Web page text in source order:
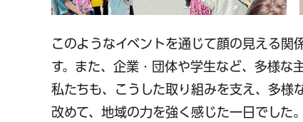
このようなイベントを通じて顔の見える関
す。また、企業・団体や学生など、多様な
私たちも、こうした取り組みを支え、多様
改めて、地域の力を強く感じた一日でした。